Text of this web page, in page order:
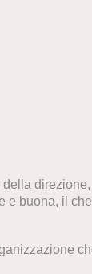
e buona, il